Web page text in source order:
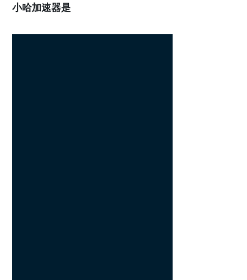
小哈加速器是